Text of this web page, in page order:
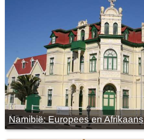
Namibië: Europees en Afrikaans